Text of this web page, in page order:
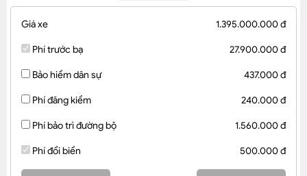
Giá xe 1.395.000.000 đ
Phí trước bạ 27.900.000 đ
Bảo hiểm dân sự 437.000 đ
Phí đăng kiểm 240.000 đ
Phí bảo trì đường bộ 1.560.000 đ
Phí đổi biển 500.000 đ